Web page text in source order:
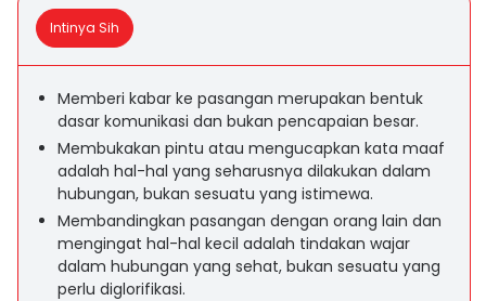
Intinya Sih
Memberi kabar ke pasangan merupakan bentuk
dasar komunikasi dan bukan pencapaian besar.
Membukakan pintu atau mengucapkan kata maaf
adalah hal-hal yang seharusnya dilakukan dalam
hubungan, bukan sesuatu yang istimewa.
Membandingkan pasangan dengan orang lain dan
mengingat hal-hal kecil adalah tindakan wajar
dalam hubungan yang sehat, bukan sesuatu yang
perlu diglorifikasi.